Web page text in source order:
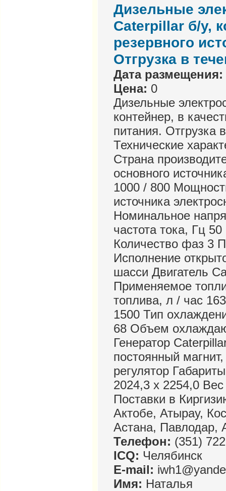
Дизельные
Caterpillar б/у,
резервного
Отгрузка в
Дата размещения:
Цена: 0
Дизельные
контейнер, в
питания. Отгрузка
Технические
Страна
основного
1000 / 800
источника
Номинальное
частота тока, Гц
Количество фаз 3
Исполнение
шасси Двигатель
Применяемое
топлива, л / час
1500 Тип
68 Объем
Генератор
постоянный
регулятор
2024,3 x 2254,0 Вес
Поставки в
Актобе, Атырау,
Астана,
Телефон: (351)
ICQ: Челябинск
E-mail:
Имя: Наталья